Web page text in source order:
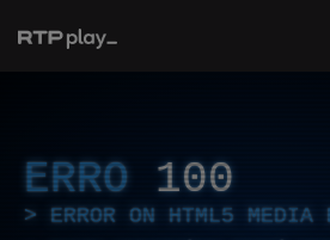
ERRO 100
ERROR ON HTML5 MEDIA